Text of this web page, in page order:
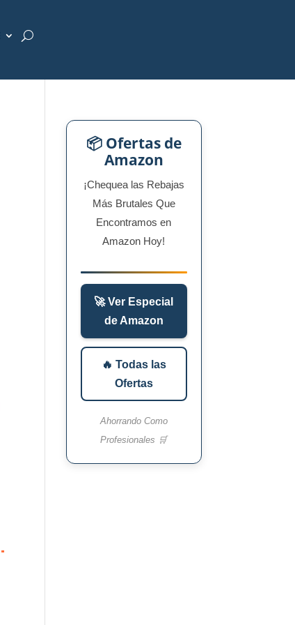
📦 Ofertas de
Amazon
¡Chequea las Rebajas
Más Brutales Que
Encontramos en
Amazon Hoy!
🚀 Ver Especial
de Amazon
🔥 Todas las
Ofertas
Ahorrando Como
Profesionales 🛒